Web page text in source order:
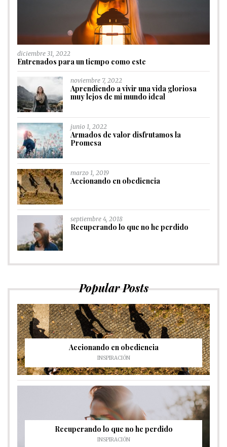
diciembre 31, 2022
Entrenados para un tiempo como este
noviembre 7, 2022
Aprendiendo a vivir una vida gloriosa
muy lejos de mi mundo ideal
junio 1, 2022
Armados de valor disfrutamos la
Promesa
marzo 1, 2019
Accionando en obediencia
septiembre 4, 2018
Recuperando lo que no he perdido
Popular Posts
Accionando en obediencia
INSPIRACIÓN
Recuperando lo que no he perdido
INSPIRACIÓN